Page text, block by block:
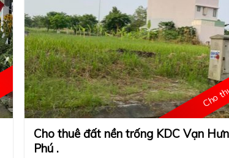
Cho
Cho thuê đất nền trống KDC Vạn
Phú .